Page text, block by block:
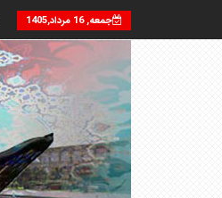
جمعه, 16 مرداد,1405